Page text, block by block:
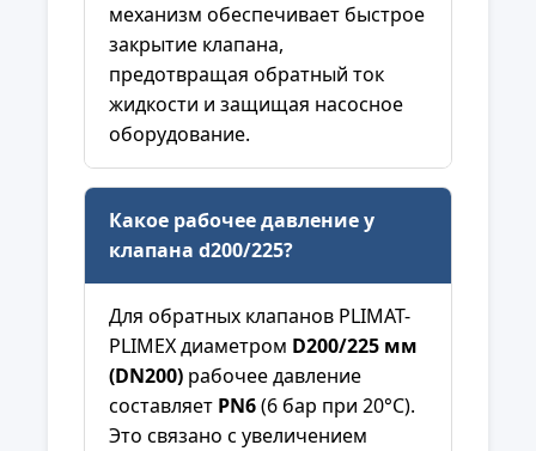
механизм обеспечивает быстрое
закрытие клапана,
предотвращая обратный ток
жидкости и защищая насосное
оборудование.
Какое рабочее давление у
клапана d200/225?
Для обратных клапанов PLIMAT-
PLIMEX диаметром D200/225 мм
(DN200) рабочее давление
составляет PN6(6 бар при 20°С).
Это связано с увеличением